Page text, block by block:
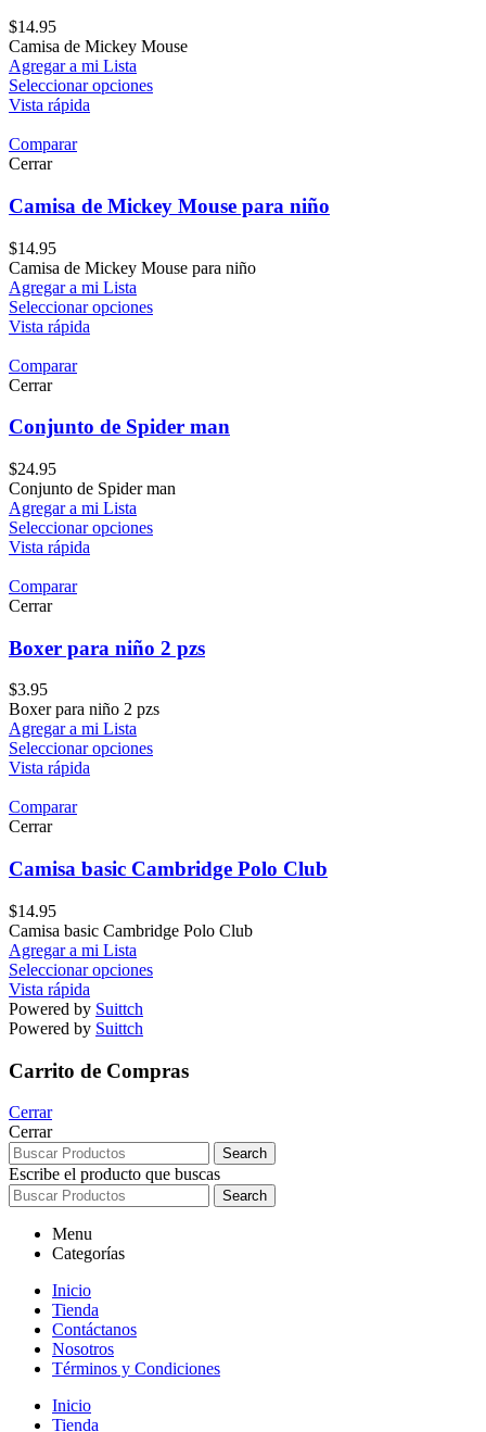
$14.95
Camisa de Mickey Mouse
Agregar a mi Lista
Seleccionar opciones
Vista rápida
Comparar
Cerrar
Camisa de Mickey Mouse para niño
$14.95
Camisa de Mickey Mouse para niño
Agregar a mi Lista
Seleccionar opciones
Vista rápida
Comparar
Cerrar
Conjunto de Spider man
$24.95
Conjunto de Spider man
Agregar a mi Lista
Seleccionar opciones
Vista rápida
Comparar
Cerrar
Boxer para niño 2 pzs
$3.95
Boxer para niño 2 pzs
Agregar a mi Lista
Seleccionar opciones
Vista rápida
Comparar
Cerrar
Camisa basic Cambridge Polo Club
$14.95
Camisa basic Cambridge Polo Club
Agregar a mi Lista
Seleccionar opciones
Vista rápida
Powered by Suittch
Powered by Suittch
Carrito de Compras
Cerrar
Cerrar
Search
Escribe el producto que buscas
Search
Menu
Categorías
Inicio
Tienda
Contáctanos
Nosotros
Términos y Condiciones
Inicio
Tienda